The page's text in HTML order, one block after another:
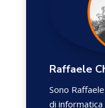
Raffaele
Sono
di